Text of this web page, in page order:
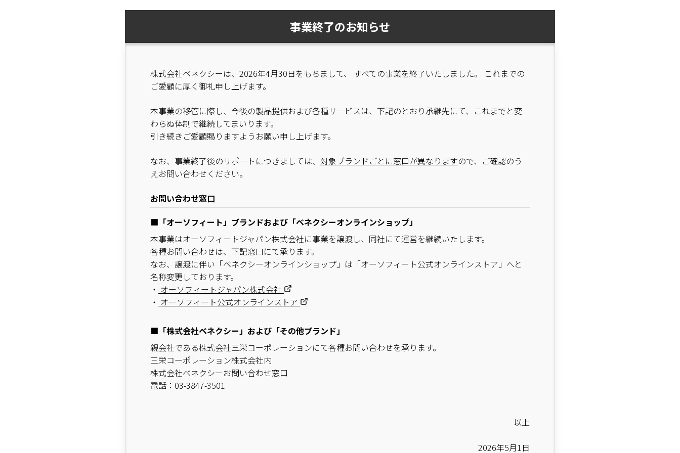
事業終了のお知らせ
株式会社ベネクシーは、2026年4月30日をもちまして、 すべての事業を終了いたしました。 これまでの
ご愛顧に厚く御礼申し上げます。
本事業の移管に際し、今後の製品提供および各種サービスは、下記のとおり承継先にて、これまでと変
わらぬ体制で継続してまいります。
引き続きご愛顧賜りますようお願い申し上げます。
なお、事業終了後のサポートにつきましては、 対象ブランドごとに窓口が異なりますので、ご確認のう
えお問い合わせください。
お問い合わせ窓口
■「オーソフィート」ブランドおよび「ベネクシーオンラインショップ」
本事業はオーソフィートジャパン株式会社に事業を譲渡し、同社にて運営を継続いたします。
各種お問い合わせは、下記窓口にて承ります。
なお、譲渡に伴い「ベネクシーオンラインショップ」は「オーソフィート公式オンラインストア」へと
名称変更しております。
・ オーソフィートジャパン株式会社
・ オーソフィート公式オンラインストア
■「株式会社ベネクシー」および「その他ブランド」
親会社である株式会社三栄コーポレーションにて各種お問い合わせを承ります。
三栄コーポレーション株式会社内
株式会社ベネクシーお問い合わせ窓口
電話： 03​-3847​-3501
以上
2026年5月1日